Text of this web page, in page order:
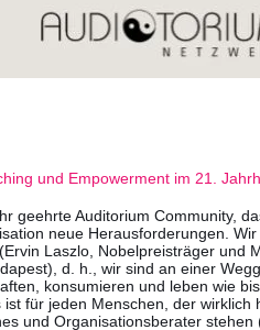
und Empowerment im 21.
geehrte Auditorium Community,
neue Herausforderungen.
Laszlo, Nobelpreisträger und
d. h., wir sind an einer
konsumieren und leben wie
für jeden Menschen, der wirklich
und Organisationsberater stehen